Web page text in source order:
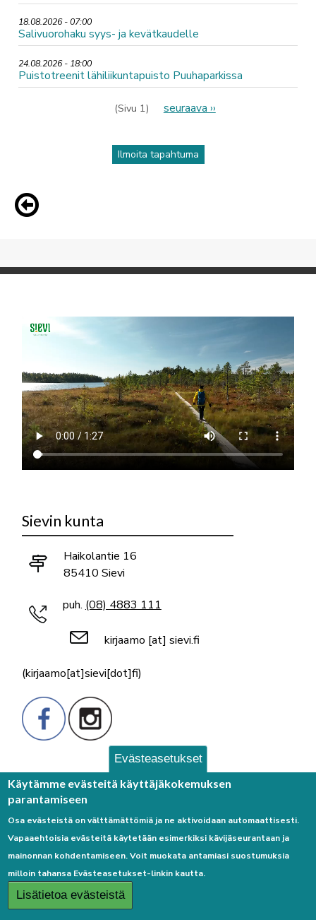
18.08.2026 - 07:00
Salivuorohaku syys- ja kevätkaudelle
24.08.2026 - 18:00
Puistotreenit lähiliikuntapuisto Puuhaparkissa
(Sivu 1)
Seuraava
seuraava ››
Ilmoita tapahtuma
Sievin kunta
Haikolantie 16
85410 Sievi
puh. (08) 4883 111
kirjaamo [at] sievi.fi
(kirjaamo[at]sievi[dot]fi)
Palaute
Linkkejä
Evästeasetukset
Käytämme evästeitä käyttäjäkokemuksen
parantamiseen
Osa evästeistä on välttämättömiä ja ne aktivoidaan automaattisesti.
Vapaaehtoisia evästeitä käytetään esimerkiksi kävijäseurantaan ja
mainonnan kohdentamiseen. Voit muokata antamiasi suostumuksia
milloin tahansa Evästeasetukset-linkin kautta.
Lisätietoa evästeistä